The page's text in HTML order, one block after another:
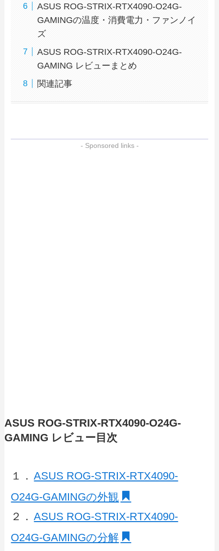
ASUS ROG-STRIX-RTX4090-O24G-
GAMINGの温度・消費電力・ファンノイ
ズ
ASUS ROG-STRIX-RTX4090-O24G-
GAMING レビューまとめ
関連記事
- Sponsored links -
ASUS ROG-STRIX-RTX4090-O24G-
GAMING レビュー目次
１． ASUS ROG-STRIX-RTX4090-
O24G-GAMINGの外観
２． ASUS ROG-STRIX-RTX4090-
O24G-GAMINGの分解